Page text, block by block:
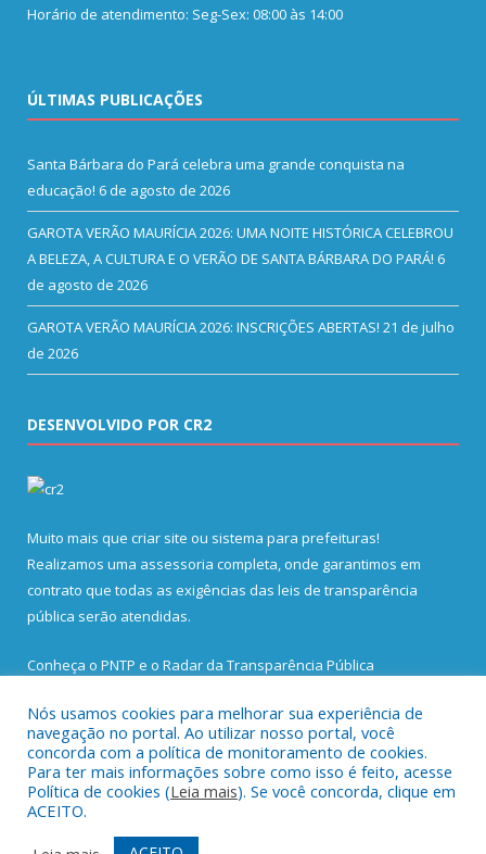
Horário de atendimento: Seg-Sex: 08:00 às 14:00
ÚLTIMAS PUBLICAÇÕES
Santa Bárbara do Pará celebra uma grande conquista na
educação! 6 de agosto de 2026
GAROTA VERÃO MAURÍCIA 2026: UMA NOITE HISTÓRICA CELEBROU
A BELEZA, A CULTURA E O VERÃO DE SANTA BÁRBARA DO PARÁ! 6
de agosto de 2026
GAROTA VERÃO MAURÍCIA 2026: INSCRIÇÕES ABERTAS! 21 de julho
de 2026
DESENVOLVIDO POR CR2
Muito mais que criar site ou sistema para prefeituras!
Realizamos uma assessoria completa, onde garantimos em
contrato que todas as exigências das leis de transparência
pública serão atendidas.
Conheça o PNTP e o Radar da Transparência Pública
Todos os direitos reservados a Prefeitura Municipal de Santa
Bárbara do Pará.
Nós usamos cookies para melhorar sua experiência de
navegação no portal. Ao utilizar nosso portal, você
concorda com a política de monitoramento de cookies.
Para ter mais informações sobre como isso é feito, acesse
Política de cookies (Leia mais). Se você concorda, clique em
ACEITO.